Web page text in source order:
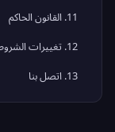
11. القانون الحاكم
12. تغييرات الشروط
13. اتصل بنا